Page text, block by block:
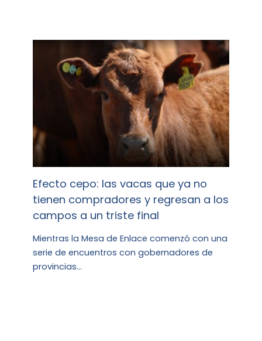
Efecto cepo: las vacas que ya no
tienen compradores y regresan a los
campos a un triste final
Mientras la Mesa de Enlace comenzó con una
serie de encuentros con gobernadores de
provincias…